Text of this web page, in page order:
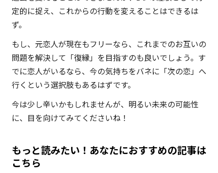
定的に捉え、これからの行動を変えることはできるは
ず。
もし、元恋人が現在もフリーなら、これまでのお互いの
問題を解決して「復縁」を目指すのも良いでしょう。す
でに恋人がいるなら、今の気持ちをバネに「次の恋」へ
行くという選択肢もあるはずです。
今は少し辛いかもしれませんが、明るい未来の可能性
に、目を向けてみてくださいね！
もっと読みたい！あなたにおすすめの記事は
こちら